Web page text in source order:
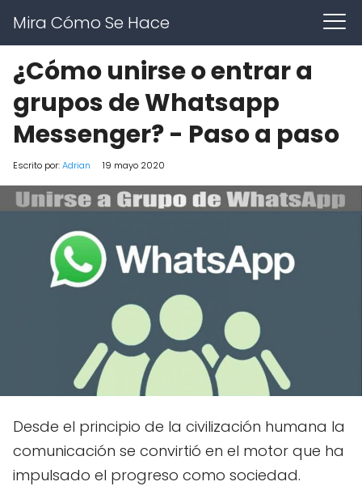
Mira Cómo Se Hace
¿Cómo unirse o entrar a
grupos de Whatsapp
Messenger? - Paso a paso
Escrito por:Adrian 19 mayo 2020
Desde el principio de la civilización humana la
comunicación se convirtió en el motor que ha
impulsado el progreso como sociedad.